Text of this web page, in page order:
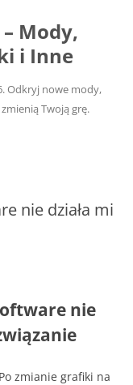
Mody,
i Inne
Odkryj nowe mody,
Twoją grę.
nie działa mi
nie
zmianie grafiki na